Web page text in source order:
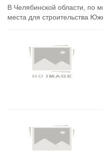
В Челябинской области, по
места для строительства